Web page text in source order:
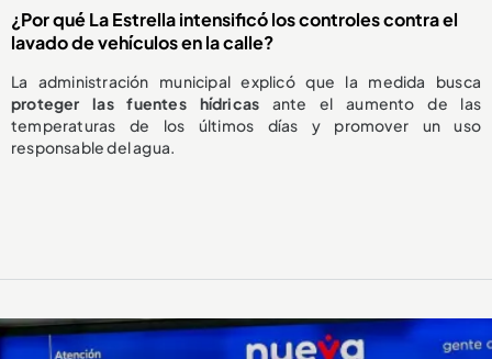
¿Por qué La Estrella intensificó los controles contra el
lavado de vehículos en la calle?
La administración municipal explicó que la medida busca
proteger las fuentes hídricas ante el aumento de las
temperaturas de los últimos días y promover un uso
responsable del agua.